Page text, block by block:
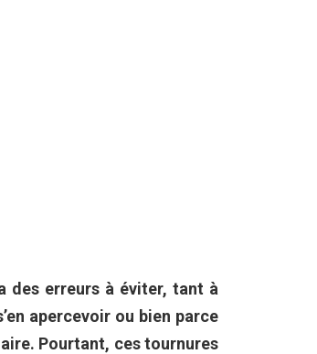
des erreurs à éviter, tant à
apercevoir ou bien parce
Pourtant, ces tournures